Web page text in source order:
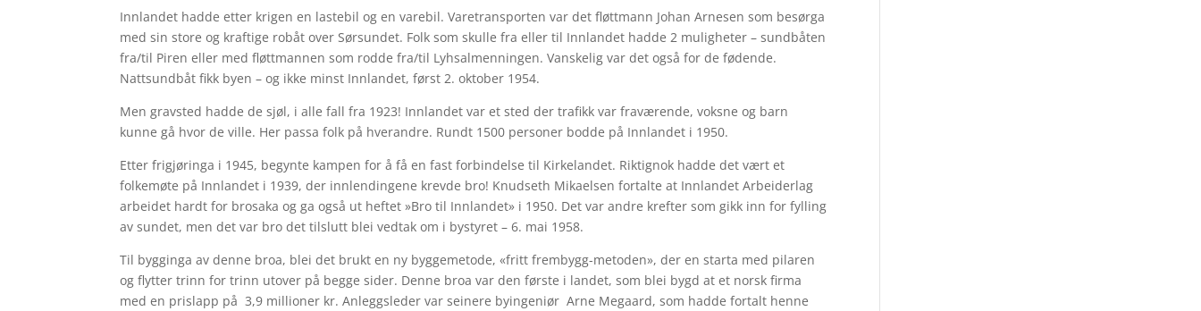
Innlandet hadde etter krigen en lastebil og en varebil. Varetransporten var det fløttmann Johan Arnesen som besørga
med sin store og kraftige robåt over Sørsundet. Folk som skulle fra eller til Innlandet hadde 2 muligheter – sundbåten
fra/til Piren eller med fløttmannen som rodde fra/til Lyhsalmenningen. Vanskelig var det også for de fødende.
Nattsundbåt fikk byen – og ikke minst Innlandet, først 2. oktober 1954.
Men gravsted hadde de sjøl, i alle fall fra 1923! Innlandet var et sted der trafikk var fraværende, voksne og barn
kunne gå hvor de ville. Her passa folk på hverandre. Rundt 1500 personer bodde på Innlandet i 1950.
Etter frigjøringa i 1945, begynte kampen for å få en fast forbindelse til Kirkelandet. Riktignok hadde det vært et
folkemøte på Innlandet i 1939, der innlendingene krevde bro! Knudseth Mikaelsen fortalte at Innlandet Arbeiderlag
arbeidet hardt for brosaka og ga også ut heftet »Bro til Innlandet» i 1950. Det var andre krefter som gikk inn for fylling
av sundet, men det var bro det tilslutt blei vedtak om i bystyret – 6. mai 1958.
Til bygginga av denne broa, blei det brukt en ny byggemetode, «fritt frembygg-metoden», der en starta med pilaren
og flytter trinn for trinn utover på begge sider. Denne broa var den første i landet, som blei bygd at et norsk firma
med en prislapp på 3,9 millioner kr. Anleggsleder var seinere byingeniør Arne Megaard, som hadde fortalt henne